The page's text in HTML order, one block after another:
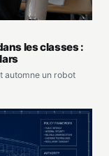
les classes :
automne un robot